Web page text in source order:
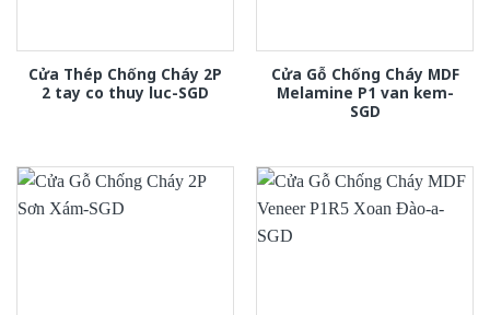
Cửa Thép Chống Cháy 2P
2 tay co thuy luc-SGD
Cửa Gỗ Chống Cháy MDF
Melamine P1 van kem-
SGD